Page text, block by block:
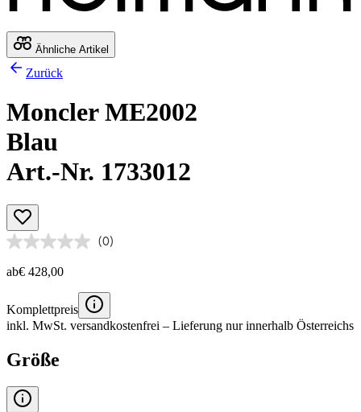
Ähnliche Artikel
Zurück
Moncler ME2002
Blau
Art.-Nr. 1733012
(0)
ab€ 428,00
Komplettpreis
inkl. MwSt. versandkostenfrei – Lieferung nur innerhalb Österreichs
Größe